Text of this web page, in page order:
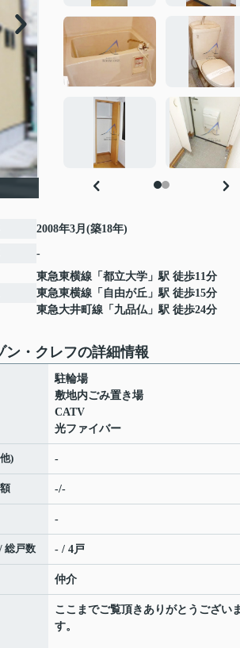
2008年3月(築18年)
-
東急東横線 「 都立大学 」駅 徒歩11分
東急東横線 「 自由が丘 」駅 徒歩15分
東急大井町線 「 九品仏」駅 徒歩24分
ン・クレフの詳細情報
駐輪場
敷地内ごみ置き場
CATV
光ファイバー
) -
-/-
-
総戸数 - / 4戸
仲介
ここまでご覧頂きありがとうござい
す。